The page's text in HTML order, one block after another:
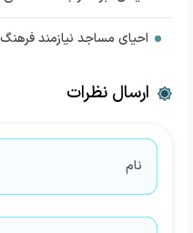
احیای مساجد نیازمند
ارسال نظرات